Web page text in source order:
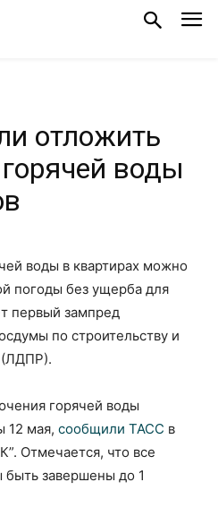
отложить
воды
воды в квартирах можно
погоды без ущерба для
первый зампред
по строительству и
горячей воды
12 мая, сообщили ТАСС в
Отмечается, что все
завершены до 1